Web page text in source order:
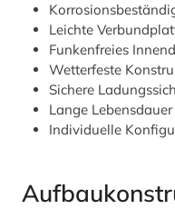
Leichte
Funkenfreies
Wetterfeste
Sichere
Lange Lebensdauer
Individuelle